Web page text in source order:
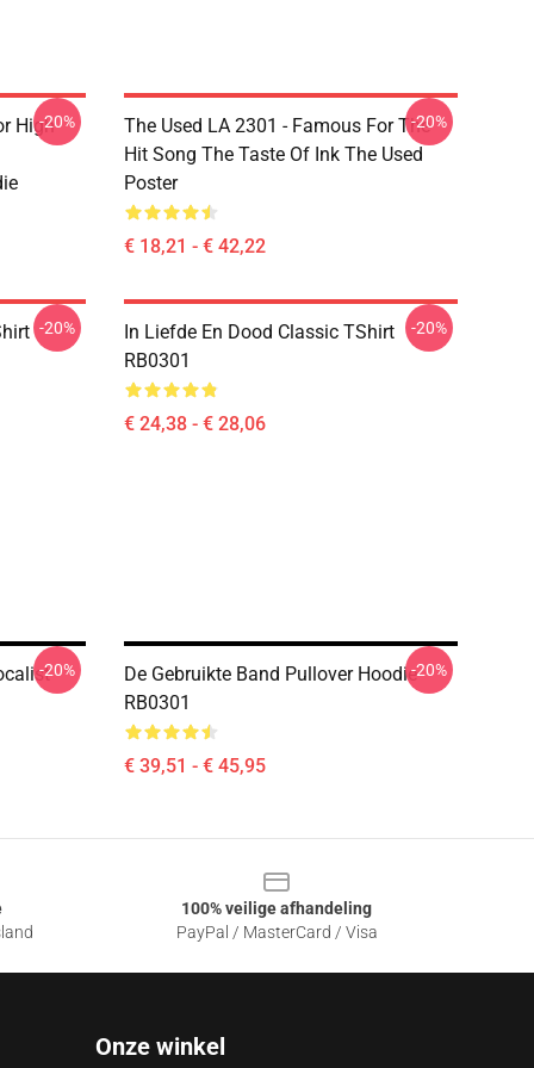
High-20%
The Used LA 2301 - Famous For The
Hit Song The Taste Of Ink The Used
Poster
€ 18,21 - € 42,22
-20%
-20%
In Liefde En Dood Classic TShirt
RB0301
€ 24,38 - € 28,06
-20%
-20%
De Gebruikte Band Pullover Hoodie
RB0301
€ 39,51 - € 45,95
-20%
100% veilige afhandeling
PayPal / MasterCard / Visa
Onze winkel